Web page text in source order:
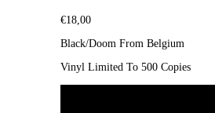
€18,00
Black/Doom From Belgium
Vinyl Limited To 500 Copies